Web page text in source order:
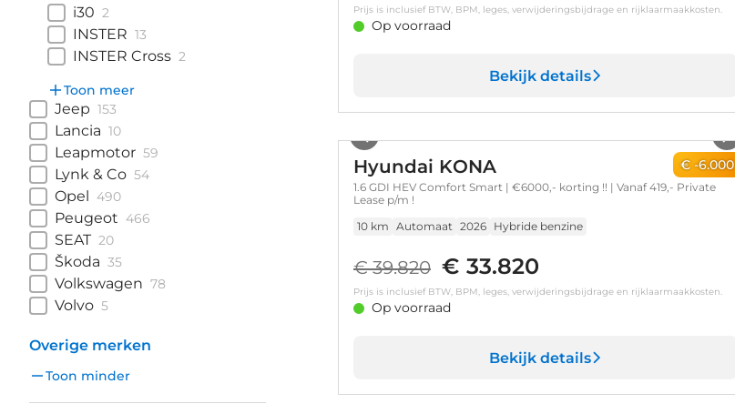
i30 2
INSTER 13
INSTER Cross 2
Toon meer
Jeep 153
Lancia 10
Leapmotor 59
Lynk & Co 54
Opel 490
Peugeot 466
SEAT 20
Škoda 35
Volkswagen 78
Volvo 5
Overige merken
Toon minder
Prijs is inclusief BTW, BPM, leges, verwijderingsbijdrage en rijklaarmaakkosten.
Op voorraad
Bekijk details
€ -6.000
Hyundai KONA
1.6 GDI HEV Comfort Smart | €6000,- korting !! | Vanaf 419,- Private
Lease p/m !
10 km Automaat 2026 Hybride benzine
€ 39.820 € 33.820
Prijs is inclusief BTW, BPM, leges, verwijderingsbijdrage en rijklaarmaakkosten.
Op voorraad
Bekijk details